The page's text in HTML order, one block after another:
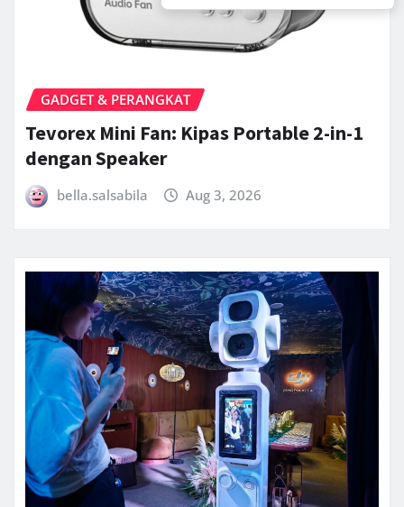
GADGET & PERANGKAT
Tevorex Mini Fan: Kipas Portable 2-in-1
dengan Speaker
bella.salsabila Aug 3, 2026